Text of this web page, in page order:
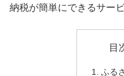
納税が簡単にできるサー
目
ふる